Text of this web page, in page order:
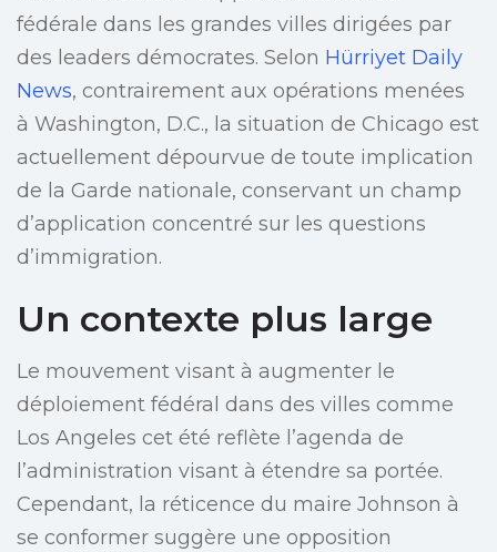
fédérale dans les grandes villes dirigées par
des leaders démocrates. Selon Hürriyet Daily
News, contrairement aux opérations menées
à Washington, D.C., la situation de Chicago est
actuellement dépourvue de toute implication
de la Garde nationale, conservant un champ
d’application concentré sur les questions
d’immigration.
Un contexte plus large
Le mouvement visant à augmenter le
déploiement fédéral dans des villes comme
Los Angeles cet été reflète l’agenda de
l’administration visant à étendre sa portée.
Cependant, la réticence du maire Johnson à
se conformer suggère une opposition